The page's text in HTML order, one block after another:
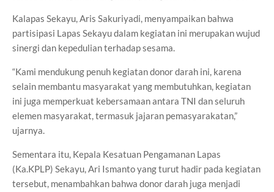
Kalapas Sekayu, Aris Sakuriyadi, menyampaikan bahwa
partisipasi Lapas Sekayu dalam kegiatan ini merupakan wujud
sinergi dan kepedulian terhadap sesama.
“Kami mendukung penuh kegiatan donor darah ini, karena
selain membantu masyarakat yang membutuhkan, kegiatan
ini juga memperkuat kebersamaan antara TNI dan seluruh
elemen masyarakat, termasuk jajaran pemasyarakatan,”
ujarnya.
Sementara itu, Kepala Kesatuan Pengamanan Lapas
(Ka.KPLP) Sekayu, Ari Ismanto yang turut hadir pada kegiatan
tersebut, menambahkan bahwa donor darah juga menjadi